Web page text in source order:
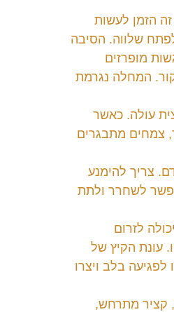
הזמן לעשות
שלווה. הסיבה
מופרזים
המחלה נגרמת
עולה. כאשר
צמחים מתבגרים
צריך להימנע
לשחרר ולתת
לזרום
עונת הקיץ של
בלב ויצרו
קציר מתרחש,